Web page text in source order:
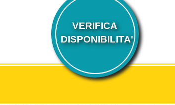
VERIFICA
DISPONIBILITA'